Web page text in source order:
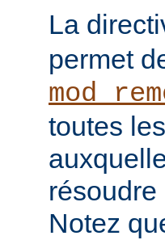
La
permet
toutes
Notez